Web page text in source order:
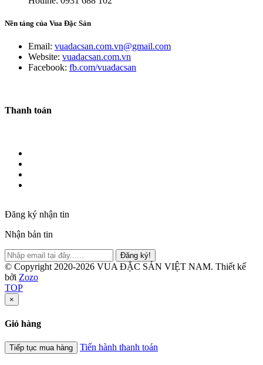
Nền tảng của Vua Đặc Sản
Email: vuadacsan.com.vn@gmail.com
Website: vuadacsan.com.vn
Facebook: fb.com/vuadacsan
Thanh toán
Đăng ký nhận tin
Nhận bản tin
Đăng ký!
© Copyright 2020-2026 VUA ĐẶC SẢN VIỆT NAM. Thiết kế
bởi Zozo
TOP
×
Giỏ hàng
Tiếp tục mua hàng Tiến hành thanh toán